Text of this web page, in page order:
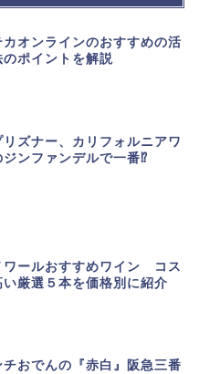
カオンラインのおすすめの活
のポイントを解説
リズナー、カリフォルニアワ
ジンファンデルで一番⁉
ワールおすすめワイン コス
い厳選５本を価格別に紹介
チおでんの『赤白』阪急三番